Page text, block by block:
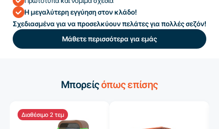
Η μεγαλύτερη εγγύηση στον κλάδο!
Σχεδιασμένα για να προσελκύουν πελάτες για πολλές σεζόν!
Μάθετε περισσότερα για εμάς
Μπορείςόπως επίσης
Διαθέσιμο 2 τεμ